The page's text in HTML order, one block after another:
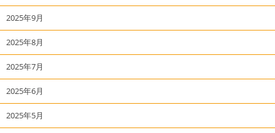
2025年9月
2025年8月
2025年7月
2025年6月
2025年5月